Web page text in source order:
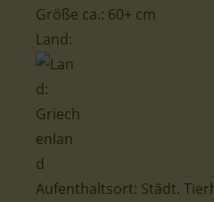
Größe ca.: 60+ cm
Land:
Aufenthaltsort: Städt.